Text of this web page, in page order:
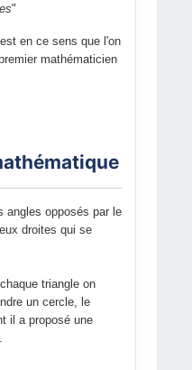
"
en ce sens que l'on
mathématicien
angles opposés par le
droites qui se
triangle on
un cercle, le
il a proposé une